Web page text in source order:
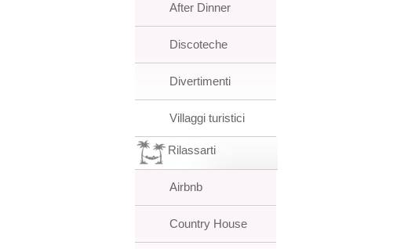
After Dinner
Discoteche
Divertimenti
Villaggi turistici
Rilassarti
Airbnb
Country House